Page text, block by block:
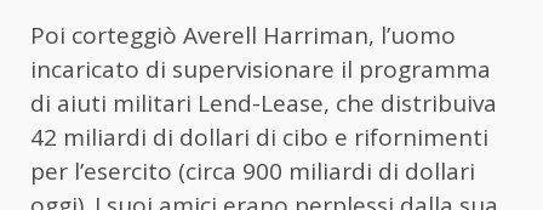
Poi corteggiò Averell Harriman, l’uomo
incaricato di supervisionare il programma
di aiuti militari Lend-Lease, che distribuiva
42 miliardi di dollari di cibo e rifornimenti
per l’esercito (circa 900 miliardi di dollari